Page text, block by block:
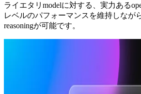
ライエタリmodelに対する、実力ある
レベルのパフォーマンスを維持しなが
reasoningが可能です。